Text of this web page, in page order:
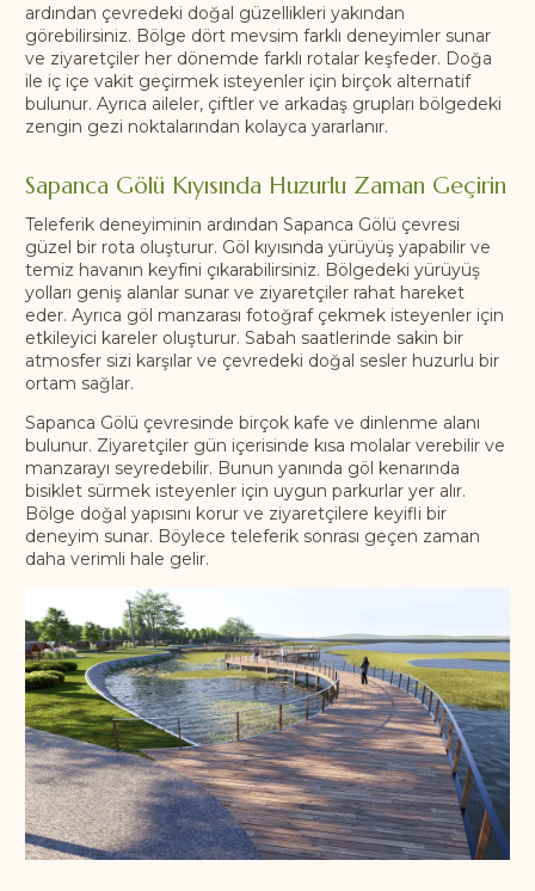
ardından çevredeki doğal güzellikleri yakından
görebilirsiniz. Bölge dört mevsim farklı deneyimler sunar
ve ziyaretçiler her dönemde farklı rotalar keşfeder. Doğa
ile iç içe vakit geçirmek isteyenler için birçok alternatif
bulunur. Ayrıca aileler, çiftler ve arkadaş grupları bölgedeki
zengin gezi noktalarından kolayca yararlanır.
Sapanca Gölü Kıyısında Huzurlu Zaman Geçirin
Teleferik deneyiminin ardından Sapanca Gölü çevresi
güzel bir rota oluşturur. Göl kıyısında yürüyüş yapabilir ve
temiz havanın keyfini çıkarabilirsiniz. Bölgedeki yürüyüş
yolları geniş alanlar sunar ve ziyaretçiler rahat hareket
eder. Ayrıca göl manzarası fotoğraf çekmek isteyenler için
etkileyici kareler oluşturur. Sabah saatlerinde sakin bir
atmosfer sizi karşılar ve çevredeki doğal sesler huzurlu bir
ortam sağlar.
Sapanca Gölü çevresinde birçok kafe ve dinlenme alanı
bulunur. Ziyaretçiler gün içerisinde kısa molalar verebilir ve
manzarayı seyredebilir. Bunun yanında göl kenarında
bisiklet sürmek isteyenler için uygun parkurlar yer alır.
Bölge doğal yapısını korur ve ziyaretçilere keyifli bir
deneyim sunar. Böylece teleferik sonrası geçen zaman
daha verimli hale gelir.